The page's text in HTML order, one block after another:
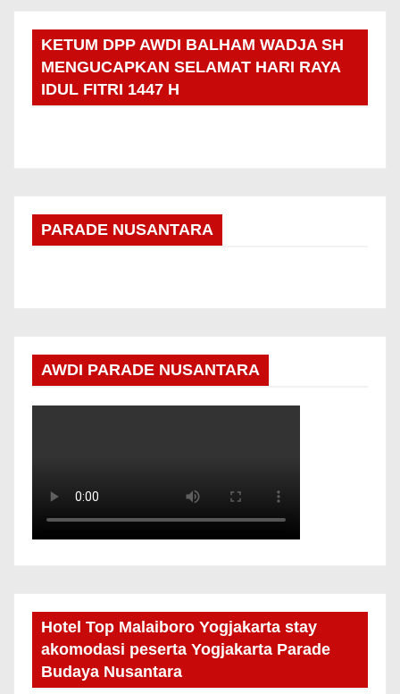
KETUM DPP AWDI BALHAM WADJA SH
MENGUCAPKAN SELAMAT HARI RAYA
IDUL FITRI 1447 H
PARADE NUSANTARA
AWDI PARADE NUSANTARA
Hotel Top Malaiboro Yogjakarta stay
akomodasi peserta Yogjakarta Parade
Budaya Nusantara